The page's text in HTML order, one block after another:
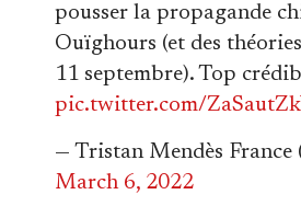
pousser la propagande
Ouïghours (et des
11 septembre). Top
pic.twitter.com/
— Tristan Mendès
March 6, 2022